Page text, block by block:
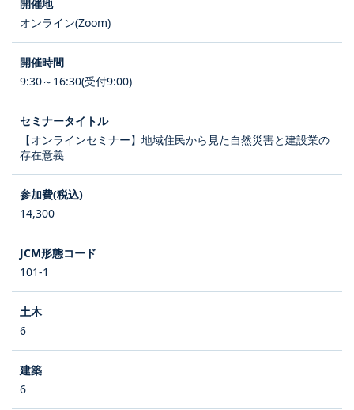
オンライン(Zoom)
9:30～16:30(受付9:00)
【オンラインセミナー】地域住民から見た自然災害と建設業の
存在意義
14,300
101-1
6
6